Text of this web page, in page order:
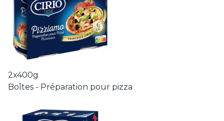
2x400g
Boîtes - Préparation pour pizza